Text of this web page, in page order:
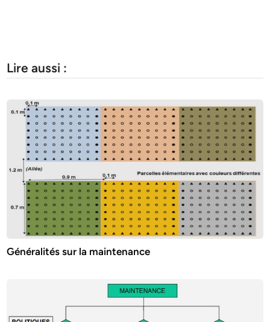
Lire aussi :
Généralités sur la maintenance